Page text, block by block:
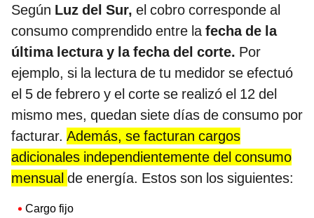
Según Luz del Sur, el cobro corresponde al
consumo comprendido entre la fecha de la
última lectura y la fecha del corte. Por
ejemplo, si la lectura de tu medidor se efectuó
el 5 de febrero y el corte se realizó el 12 del
mismo mes, quedan siete días de consumo por
facturar. Además, se facturan cargos
adicionales independientemente del consumo
mensual de energía. Estos son los siguientes:
Cargo fijo